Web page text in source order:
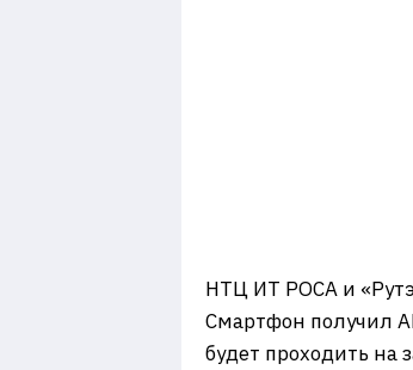
НТЦ ИТ РОСА и
Смартфон получил
будет проходить на